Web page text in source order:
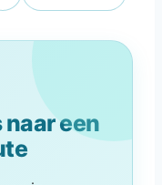
een